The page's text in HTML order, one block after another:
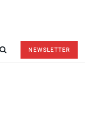
NEWSLETTER